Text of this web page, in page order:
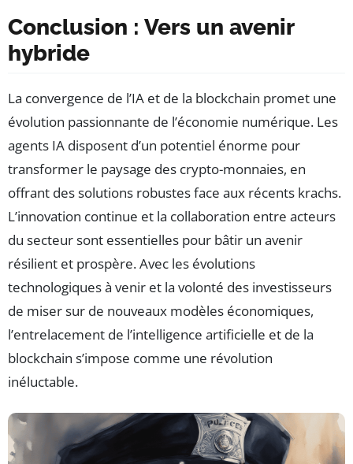
Conclusion : Vers un avenir
hybride
La convergence de l’IA et de la blockchain promet une
évolution passionnante de l’économie numérique. Les
agents IA disposent d’un potentiel énorme pour
transformer le paysage des crypto-monnaies, en
offrant des solutions robustes face aux récents krachs.
L’innovation continue et la collaboration entre acteurs
du secteur sont essentielles pour bâtir un avenir
résilient et prospère. Avec les évolutions
technologiques à venir et la volonté des investisseurs
de miser sur de nouveaux modèles économiques,
l’entrelacement de l’intelligence artificielle et de la
blockchain s’impose comme une révolution
inéluctable.